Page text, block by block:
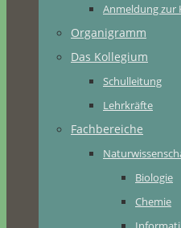
Anmeldung zur
Organigramm
Das Kollegium
Schulleitung
Lehrkräfte
Fachbereiche
Biologie
Chemie